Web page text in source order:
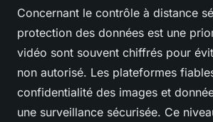
Concernant le contrôle à distance
protection des données est une
vidéo sont souvent chiffrés pour
non autorisé. Les plateformes
confidentialité des images et
une surveillance sécurisée. Ce